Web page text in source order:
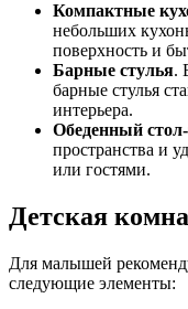
Компактные
небольших
поверхность и
Барные стулья.
барные стулья
интерьера.
Обеденный
пространства и
или гостями.
Детская
Для малышей
следующие элементы: